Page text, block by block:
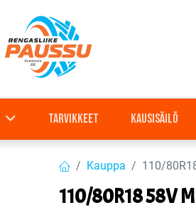
Tarvikkeet Kausisäilö
Kauppa 110/
110/80R18 58V